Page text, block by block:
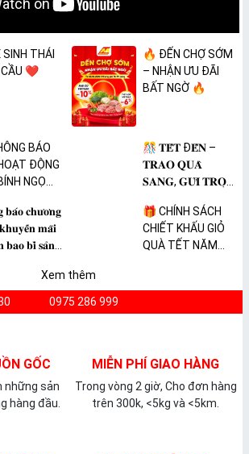
THÁI
CẦU ❤️
🔥 ĐẾN CHỢ SỚM
– NHẬN ƯU ĐÃI
BẤT NGỜ 🔥
BÁO
ĐỘNG
NGỌ
🎊 𝐓𝐄̂́𝐓 Đ𝐄̂́𝐍 –
𝐓𝐑𝐀𝐎 𝐐𝐔𝐀̀
𝐒𝐀𝐍𝐆, 𝐆𝐔̛̉𝐈 𝐓𝐑𝐎̣𝐍
𝐛𝐚́𝐨 𝐜𝐡𝐮̛𝐨̛𝐧𝐠
𝐤𝐡𝐮𝐲𝐞̂́𝐧 𝐦𝐚̃𝐢
𝐛𝐚𝐨 𝐛𝐢̀ 𝐬𝐚̉𝐧
𝐏𝐇𝐀̂̉𝐌
🎁 CHÍNH SÁCH
CHIẾT KHẤU GIỎ
QUÀ TẾT NĂM
Xem thêm
0975 286 999
GỐC
những sản
hàng đầu.
MIỄN PHÍ GIAO HÀNG
Trong vòng 2 giờ, Cho đơn hàng
trên 300k, <5kg và <5km.